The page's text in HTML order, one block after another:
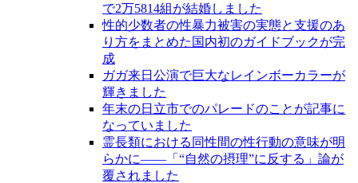
で2万5814組が結婚しました
性的少数者の性暴力被害の実態と支援のあ
り方をまとめた国内初のガイドブックが完
成
ガガ来日公演で巨大なレインボーカラーが
輝きました
年末の日立市でのパレードのことが記事に
なっていました
霊長類における同性間の性行動の意味が明
らかに――「“自然の摂理”に反する」論が
覆されました